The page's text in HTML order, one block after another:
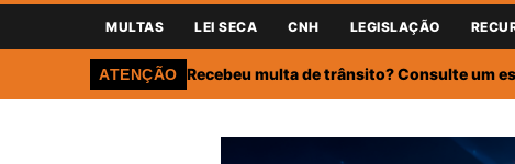
MULTAS LEI SECA CNH LEGISLAÇÃO
ATENÇÃO Recebeu multa de trânsito? Consulte um